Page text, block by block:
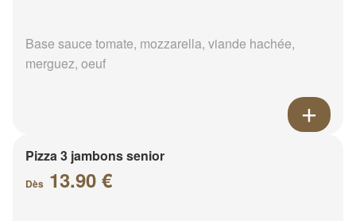
Base sauce tomate, mozzarella, viande hachée,
merguez, oeuf
Pizza 3 jambons senior
Dès 13.90 €